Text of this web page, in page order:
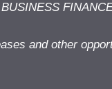
and other